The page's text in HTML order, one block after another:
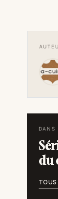
DANS
du
TOUS